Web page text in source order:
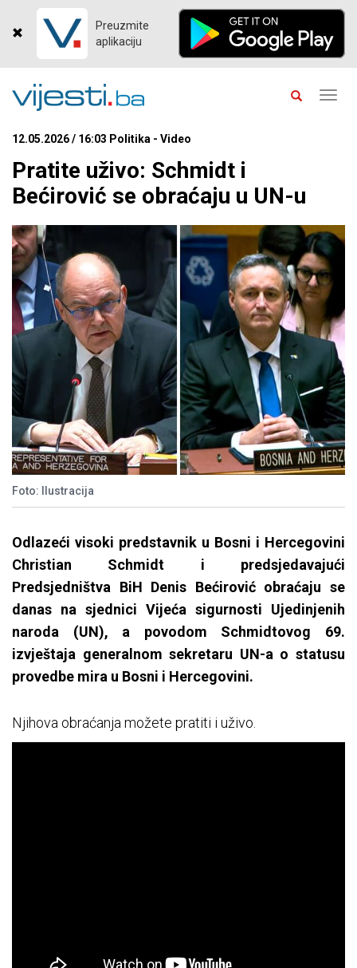
Preuzmite
aplikaciju
12.05.2026 / 16:03 Politika - Video
Pratite uživo: Schmidt i
Bećirović se obraćaju u UN-u
Foto: Ilustracija
Odlazeći visoki predstavnik u Bosni i Hercegovini
Christian Schmidt i predsjedavajući
Predsjedništva BiH Denis Bećirović obraćaju se
danas na sjednici Vijeća sigurnosti Ujedinjenih
naroda (UN), a povodom Schmidtovog 69.
izvještaja generalnom sekretaru UN-a o statusu
provedbe mira u Bosni i Hercegovini.
Njihova obraćanja možete pratiti i uživo.